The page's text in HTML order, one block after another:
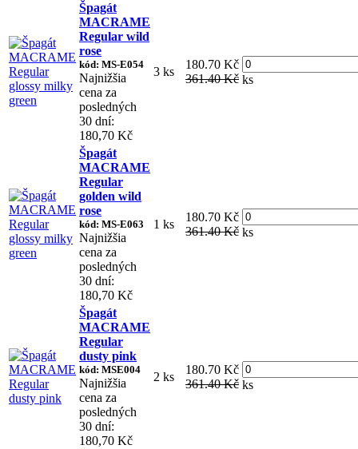
Špagát
MACRAME
Regular wild
rose
kód: MS-E054
Najnižšia
cena za
posledných
30 dní:
180,70 Kč
3 ks
180.70 Kč
361.40 Kč ks
Špagát
MACRAME
Regular
golden wild
rose
kód: MS-E063
Najnižšia
cena za
posledných
30 dní:
180,70 Kč
1 ks
180.70 Kč
361.40 Kč ks
Špagát
MACRAME
Regular
dusty pink
kód: MSE004
Najnižšia
cena za
posledných
30 dní:
180,70 Kč
2 ks
180.70 Kč
361.40 Kč ks